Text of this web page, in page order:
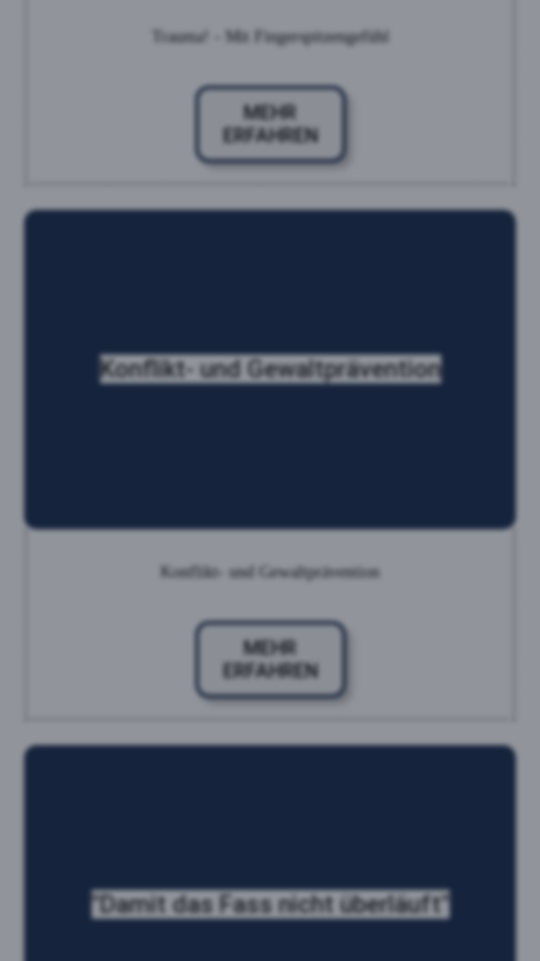
Trauma! - Mit Fingerspitzengefühl
MEHR
ERFAHREN
Konflikt- und Gewaltprävention
Konflikt- und Gewaltprävention
MEHR
ERFAHREN
"Damit das Fass nicht überläuft"